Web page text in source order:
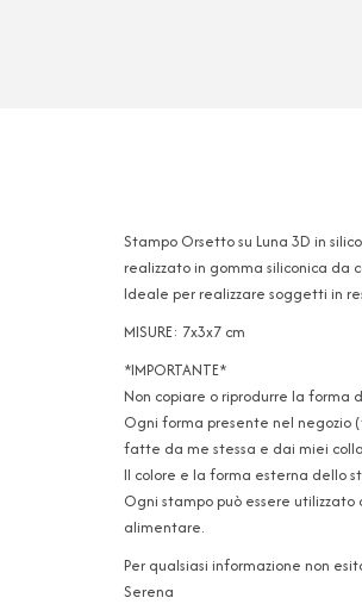
Stampo Orsetto su Luna 3D in
realizzato in gomma siliconica da
Ideale per realizzare soggetti in
MISURE: 7x3x7 cm
*IMPORTANTE*
Non copiare o riprodurre la forma
Ogni forma presente nel negozio
fatte da me stessa e dai miei
Il colore e la forma esterna dello
Ogni stampo può essere
alimentare.
Per qualsiasi informazione non
Serena